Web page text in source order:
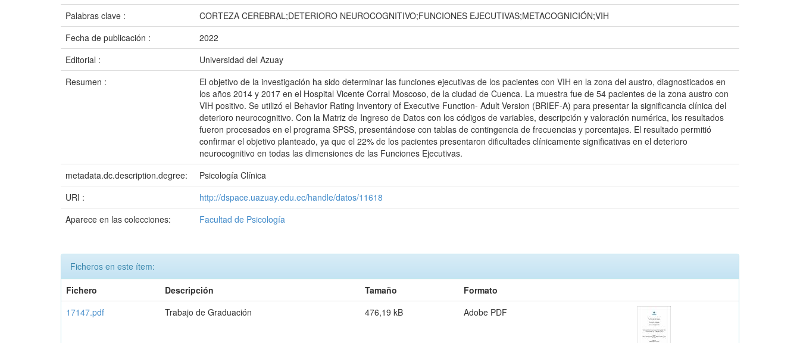
Palabras clave :
CORTEZA CEREBRAL;DETERIORO NEUROCOGNITIVO;FUNCIONES EJECUTIVAS;METACOGNICIÓN;VIH
Fecha de publicación :
2022
Editorial :
Universidad del Azuay
Resumen :
El objetivo de la investigación ha sido determinar las funciones ejecutivas de los pacientes con VIH en la zona del austro, diagnosticados en
los años 2014 y 2017 en el Hospital Vicente Corral Moscoso, de la ciudad de Cuenca. La muestra fue de 54 pacientes de la zona austro con
VIH positivo. Se utilizó el Behavior Rating Inventory of Executive Function- Adult Version (BRIEF-A) para presentar la significancia clínica del
deterioro neurocognitivo. Con la Matriz de Ingreso de Datos con los códigos de variables, descripción y valoración numérica, los resultados
fueron procesados en el programa SPSS, presentándose con tablas de contingencia de frecuencias y porcentajes. El resultado permitió
confirmar el objetivo planteado, ya que el 22% de los pacientes presentaron dificultades clínicamente significativas en el deterioro
neurocognitivo en todas las dimensiones de las Funciones Ejecutivas.
metadata.dc.description.degree:
Psicología Clínica
URI :
http://dspace.uazuay.edu.ec/handle/datos/11618
Aparece en las colecciones:
Facultad de Psicología
Ficheros en este ítem:
Fichero
Descripción Tamaño
Formato
17147.pdf
Trabajo de Graduación 476,19 kB Adobe PDF